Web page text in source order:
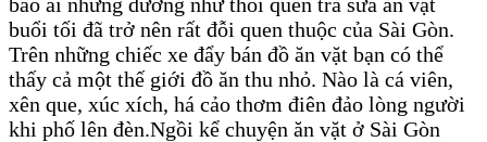
buổi tối đã trở nên rất đỗi quen thuộc của Sài Gòn.
Trên những chiếc xe đẩy bán đồ ăn vặt bạn có thể
thấy cả một thế giới đồ ăn thu nhỏ. Nào là cá viên,
xên que, xúc xích, há cảo thơm điên đảo lòng người
khi phố lên đèn.Ngồi kể chuyện ăn vặt ở Sài Gòn